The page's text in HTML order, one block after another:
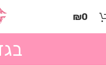
זֶה
₪0